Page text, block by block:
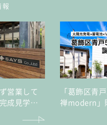
報
営業して
成見学会
「葛飾区青
禅modern」